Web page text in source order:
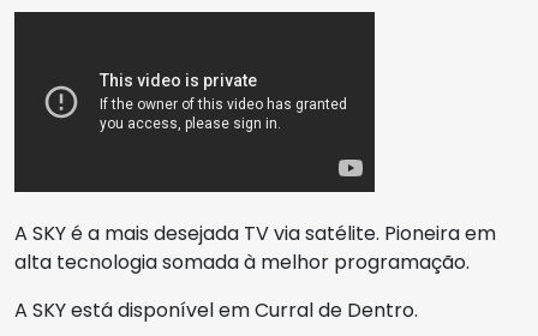
A SKY é a mais desejada TV via satélite. Pioneira em
alta tecnologia somada à melhor programação.
A SKY está disponível em Curral de Dentro.